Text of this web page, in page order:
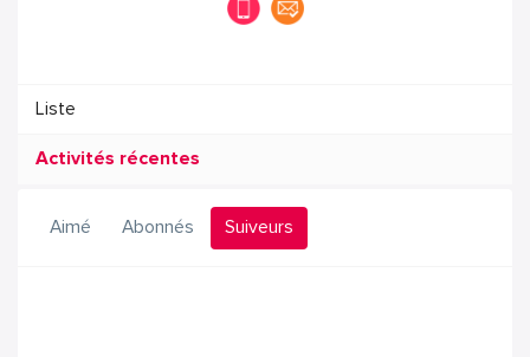
Liste
Activités récentes
Aimé Abonnés Suiveurs